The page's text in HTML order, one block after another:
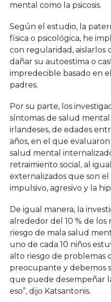
mental como la psicosis.
Según el estudio, la
física o psicológica, he
con regularidad, aislarlos
dañar su autoestima o
impredecible basado en
padres.
Por su parte, los
síntomas de salud mental
irlandeses, de edades
años, en el que
salud mental
retraimiento social, al
externalizados que son
impulsivo, agresivo y la
De igual manera, la
alrededor del 10 % de
riesgo de mala salud
uno de cada 10 niños
alto riesgo de problemas
preocupante y debemos
que puede desempeñar
eso”, dijo Katsantonis.